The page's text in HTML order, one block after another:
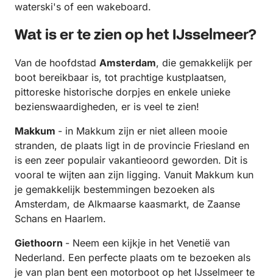
waterski's of een wakeboard.
Wat is er te zien op het IJsselmeer?
Van de hoofdstad Amsterdam, die gemakkelijk per
boot bereikbaar is, tot prachtige kustplaatsen,
pittoreske historische dorpjes en enkele unieke
bezienswaardigheden, er is veel te zien!
Makkum - in Makkum zijn er niet alleen mooie
stranden, de plaats ligt in de provincie Friesland en
is een zeer populair vakantieoord geworden. Dit is
vooral te wijten aan zijn ligging. Vanuit Makkum kun
je gemakkelijk bestemmingen bezoeken als
Amsterdam, de Alkmaarse kaasmarkt, de Zaanse
Schans en Haarlem.
Giethoorn - Neem een kijkje in het Venetië van
Nederland. Een perfecte plaats om te bezoeken als
je van plan bent een motorboot op het IJsselmeer te